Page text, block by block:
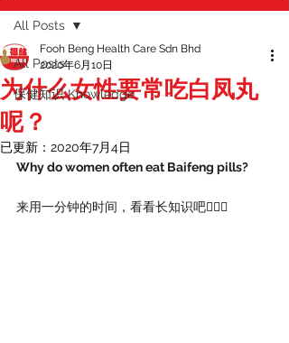
All Posts
保健知识 Knowledge
All Posts
为什么女性要常吃白凤丸
呢？
Fooh Beng Health Care Sdn Bhd
2020年6月10日
已更新： 2020年7月4日
Why do women often eat Baifeng pills?
来用一分钟的时间，看看长知识吧👇🏻🤗